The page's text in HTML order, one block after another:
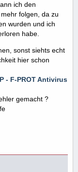
ich den
folgen, da zu
wurden und ich
habe.
sonst siehts echt
hier schon
- F-PROT Antivirus
gemacht ?